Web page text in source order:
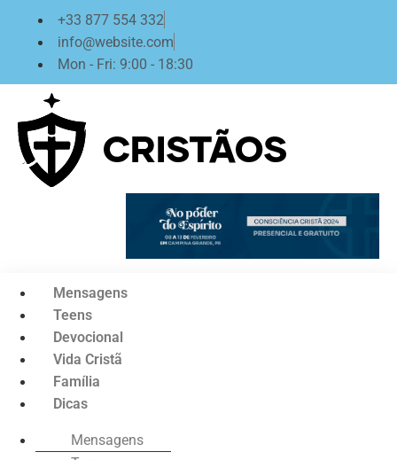
conteúdo
+33 877 554 332
info@website.com
Mon - Fri: 9:00 - 18:30
Mensagens
Teens
Devocional
Vida Cristã
Família
Dicas
Mensagens